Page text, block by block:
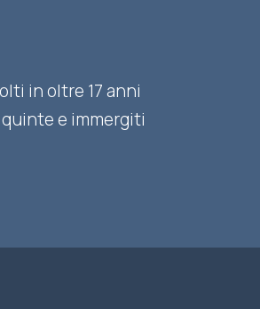
in oltre 17 anni
e immergiti